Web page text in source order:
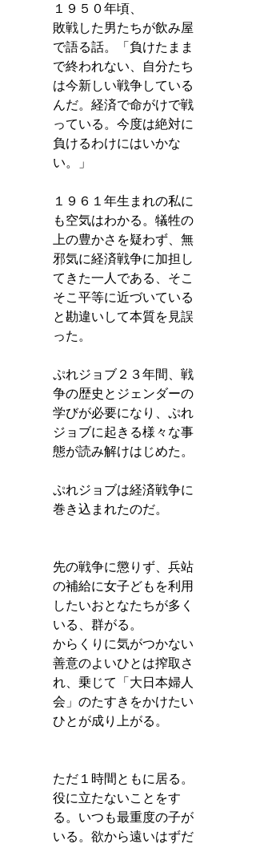
１９５０年頃、
敗戦した男たちが飲み屋
で語る話。「負けたまま
で終われない、自分たち
は今新しい戦争している
んだ。経済で命がけで戦
っている。今度は絶対に
負けるわけにはいかな
い。」
１９６１年生まれの私に
も空気はわかる。犠牲の
上の豊かさを疑わず、無
邪気に経済戦争に加担し
てきた一人である、そこ
そこ平等に近づいている
と勘違いして本質を見誤
った。
ぷれジョブ２３年間、戦
争の歴史とジェンダーの
学びが必要になり、ぷれ
ジョブに起きる様々な事
態が読み解けはじめた。
ぷれジョブは経済戦争に
巻き込まれたのだ。
先の戦争に懲りず、兵站
の補給に女子どもを利用
したいおとなたちが多く
いる、群がる。
からくりに気がつかない
善意のよいひとは搾取さ
れ、乗じて「大日本婦人
会」のたすきをかけたい
ひとが成り上がる。
ただ１時間ともに居る。
役に立たないことをす
る。いつも最重度の子が
いる。欲から遠いはずだ